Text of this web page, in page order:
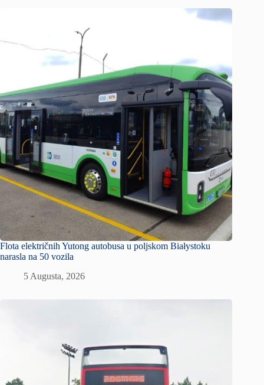
Flota električnih Yutong autobusa u poljskom Białystoku
narasla na 50 vozila
5 Augusta, 2026